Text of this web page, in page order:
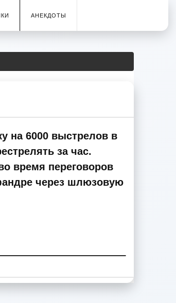
АНЕКДОТЫ
на 6000 выстрелов в
за час.
время переговоров
через шлюзовую